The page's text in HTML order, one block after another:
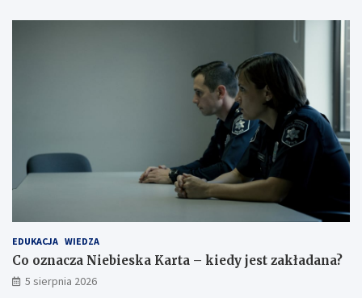
EDUKACJA WIEDZA
Co oznacza Niebieska Karta – kiedy jest zakładana?
5 sierpnia 2026